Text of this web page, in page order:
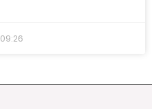
09:26